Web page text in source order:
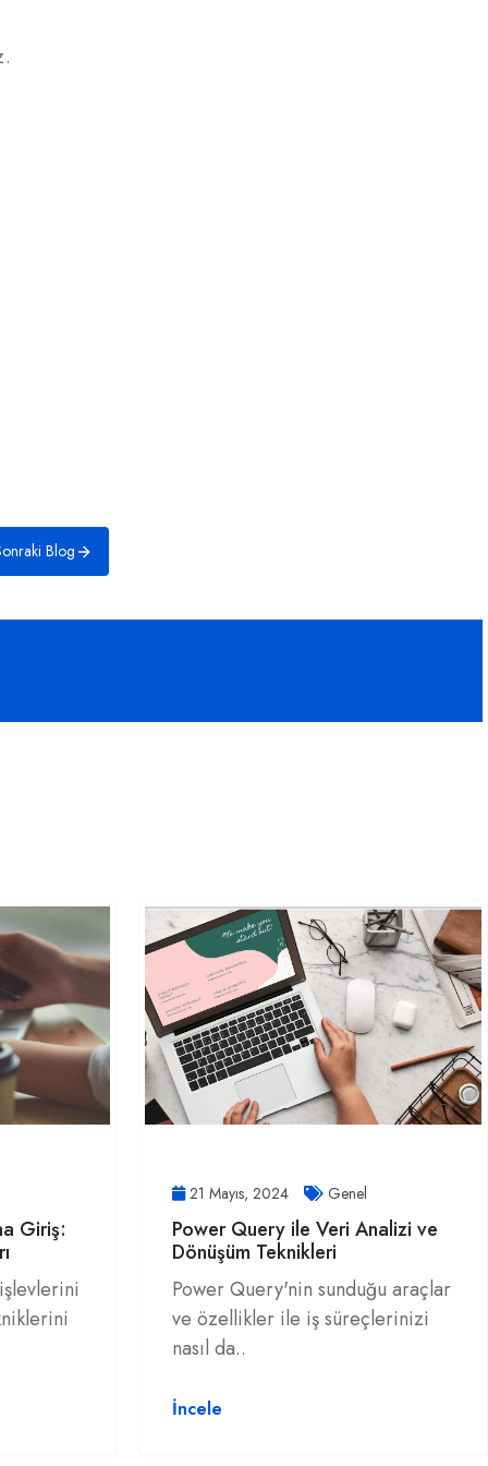
Blog
Giriş:
21 Mayıs, 2024 Genel
Power Query ile Veri Analizi ve
Dönüşüm Teknikleri
Power Query'nin sunduğu araçlar
ve özellikler ile iş süreçlerinizi
nasıl da..
İncele